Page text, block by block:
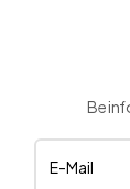
Be